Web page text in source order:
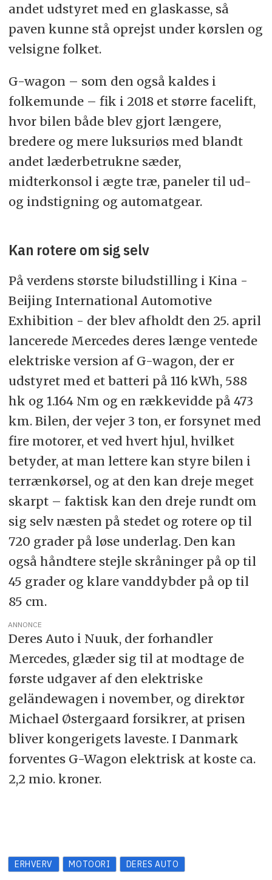
andet udstyret med en glaskasse, så
paven kunne stå oprejst under kørslen og
velsigne folket.
G-wagon – som den også kaldes i
folkemunde – fik i 2018 et større facelift,
hvor bilen både blev gjort længere,
bredere og mere luksuriøs med blandt
andet læderbetrukne sæder,
midterkonsol i ægte træ, paneler til ud-
og indstigning og automatgear.
Kan rotere om sig selv
På verdens største biludstilling i Kina -
Beijing International Automotive
Exhibition - der blev afholdt den 25. april
lancerede Mercedes deres længe ventede
elektriske version af G-wagon, der er
udstyret med et batteri på 116 kWh, 588
hk og 1.164 Nm og en rækkevidde på 473
km. Bilen, der vejer 3 ton, er forsynet med
fire motorer, et ved hvert hjul, hvilket
betyder, at man lettere kan styre bilen i
terrænkørsel, og at den kan dreje meget
skarpt – faktisk kan den dreje rundt om
sig selv næsten på stedet og rotere op til
720 grader på løse underlag. Den kan
også håndtere stejle skråninger på op til
45 grader og klare vanddybder på op til
85 cm.
ANNONCE
Deres Auto i Nuuk, der forhandler
Mercedes, glæder sig til at modtage de
første udgaver af den elektriske
geländewagen i november, og direktør
Michael Østergaard forsikrer, at prisen
bliver kongerigets laveste. I Danmark
forventes G-Wagon elektrisk at koste ca.
2,2 mio. kroner.
ERHVERV MOTOORI DERES AUTO